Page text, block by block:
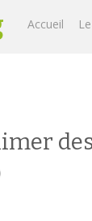
Accueil